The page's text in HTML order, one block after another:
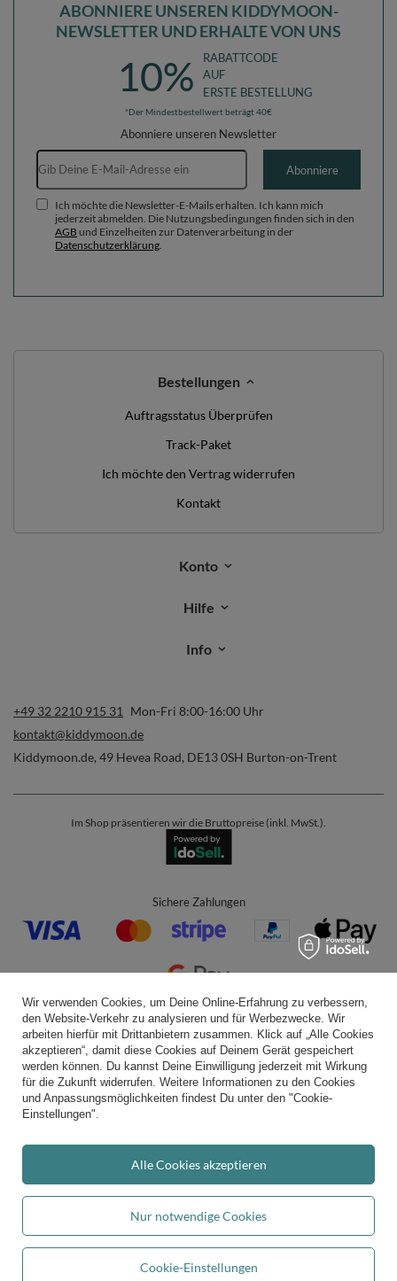
ABONNIERE UNSEREN KIDDYMOON-
NEWSLETTER UND ERHALTE VON UNS
10%
RABATTCODE
AUF
ERSTE BESTELLUNG
*Der Mindestbestellwert beträgt 40€
Abonniere unseren Newsletter
E-Mail-Adresse
Abonniere
Ich möchte die Newsletter-E-Mails erhalten. Ich kann mich
jederzeit abmelden. Die Nutzungsbedingungen finden sich in den
AGB und Einzelheiten zur Datenverarbeitung in der
Datenschutzerklärung
Bestellungen
Auftragsstatus Überprüfen
Track-Paket
Ich möchte den Vertrag widerrufen
Kontakt
Konto
Hilfe
Info
+49 32 2210 915 31
Mon-Fri 8:00-16:00 Uhr
kontakt@kiddymoon.de
Kiddymoon.de, 49 Hevea Road, DE13 0SH Burton-on-Trent
Im Shop präsentieren wir die Bruttopreise (inkl. MwSt.).
Sichere Zahlungen
Bequeme Lieferung
Du kannst uns vertrauen
Folge uns:
Durchschnittliche Bewertung vonkiddymoon.debei Trustami:
Wir verwenden Cookies, um Deine Online-Erfahrung zu verbessern,
den Website-Verkehr zu analysieren und für Werbezwecke. Wir
arbeiten hierfür mit Drittanbietern zusammen. Klick auf „Alle Cookies
akzeptieren“, damit diese Cookies auf Deinem Gerät gespeichert
werden können. Du kannst Deine Einwilligung jederzeit mit Wirkung
für die Zukunft widerrufen. Weitere Informationen zu den Cookies
und Anpassungsmöglichkeiten findest Du unter den "Cookie-
Einstellungen".
Nur notwendige Cookies
Cookie-Einstellungen
Alle Cookies akzeptieren